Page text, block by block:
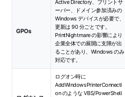
GPOs
Active Directory、プリントサ
ーバー、ドメイン参加済みの
Windows デバイスが必要で、
更新は 90 分ごとです。
PrintNightmare の影響により
企業全体での展開に支障が出
ることがあり、Windows のみ
対応です。
ログオン時に
AddWindowsPrinterConnecti
on のような VBS/PowerShell